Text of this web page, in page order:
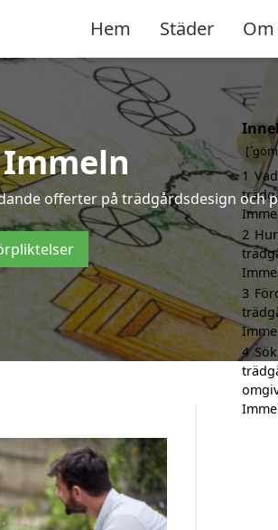
Hem Städer
offerter på trädgårdsdesign och
1
2
3
4